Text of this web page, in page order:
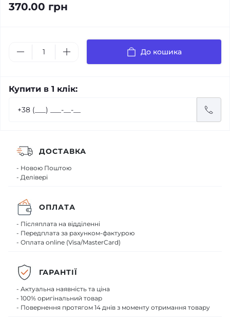
370.00 грн
До кошика
Купити в 1 клік:
ДОСТАВКА
- Новою Поштою
- Делівері
ОПЛАТА
- Післяплата на відділенні
- Передплата за рахунком-фактурою
- Оплата online (Visa/MasterCard)
ГАРАНТІЇ
- Актуальна наявність та ціна
- 100% оригінальний товар
- Повернення протягом 14 днів з моменту отримання товару